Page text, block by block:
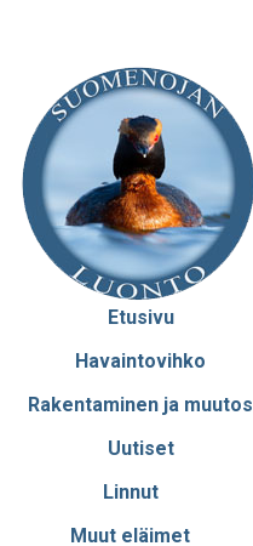
Etusivu
Havaintovihko
Rakentaminen ja muutos
Uutiset
Linnut
Muut eläimet